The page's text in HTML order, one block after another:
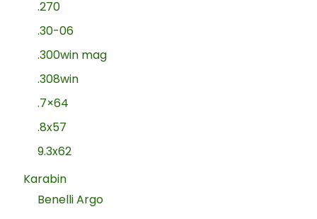
.270
.30-06
.300win mag
.308win
.7×64
.8x57
9.3x62
Karabin
Benelli Argo